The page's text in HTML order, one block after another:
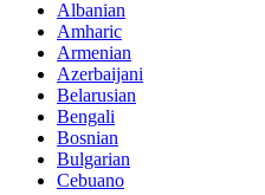
Albanian
Amharic
Armenian
Azerbaijani
Belarusian
Bengali
Bosnian
Bulgarian
Cebuano